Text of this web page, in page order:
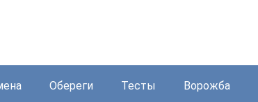
Обереги Тесты Ворожба